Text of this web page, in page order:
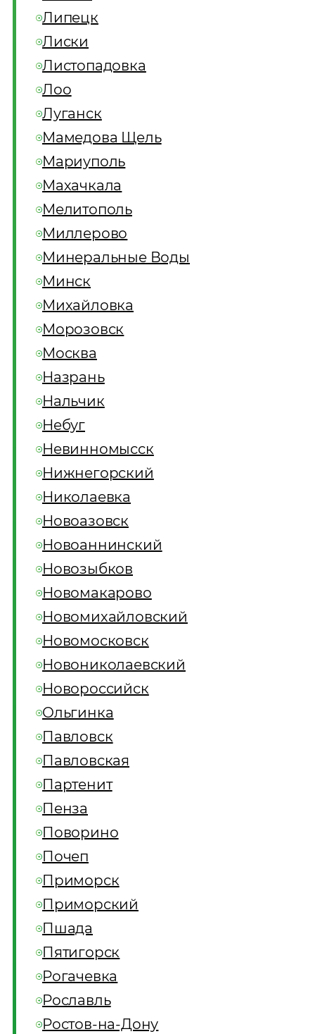
Липецк
Лиски
Листопадовка
Лоо
Луганск
Мамедова Щель
Мариуполь
Махачкала
Мелитополь
Миллерово
Минеральные Воды
Минск
Михайловка
Морозовск
Москва
Назрань
Нальчик
Небуг
Невинномысск
Нижнегорский
Николаевка
Новоазовск
Новоаннинский
Новозыбков
Новомакарово
Новомихайловский
Новомосковск
Новониколаевский
Новороссийск
Ольгинка
Павловск
Павловская
Партенит
Пенза
Поворино
Почеп
Приморск
Приморский
Пшада
Пятигорск
Рогачевка
Рославль
Ростов-на-Дону